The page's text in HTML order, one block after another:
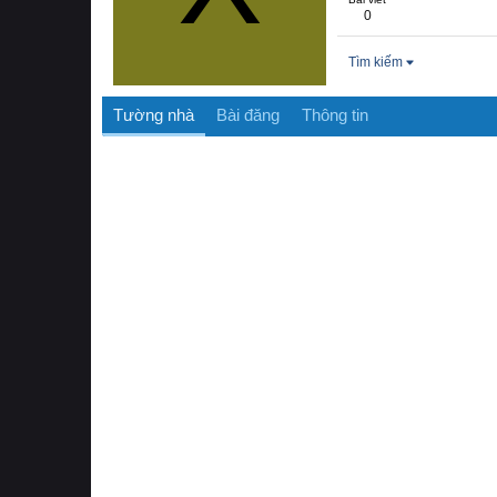
0
Tìm kiếm
Tường nhà Bài đăng Thông tin